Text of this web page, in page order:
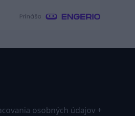
osobných údajov +